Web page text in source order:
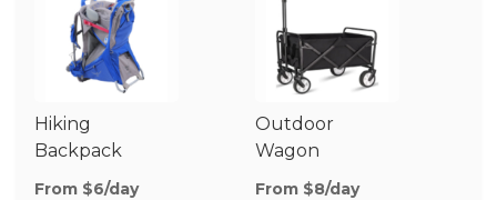
Hiking
Backpack
Carrier
From $6/day
Outdoor
Wagon
From $8/day